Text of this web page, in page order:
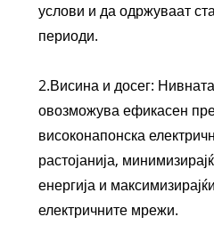
услови и да одржуваат
периоди.
2.Висина и досег:
овозможува ефикасен
високонапонска
растојанија,
енергија и
електричните мрежи.